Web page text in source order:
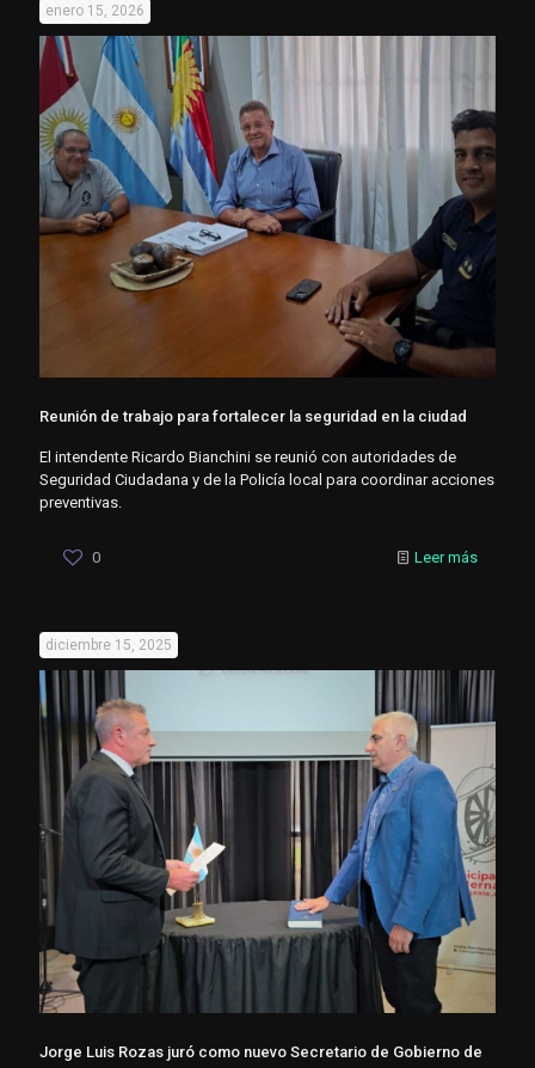
enero 15, 2026
Reunión de trabajo para fortalecer la seguridad en la ciudad
El intendente Ricardo Bianchini se reunió con autoridades de
Seguridad Ciudadana y de la Policía local para coordinar acciones
preventivas.
0 Leer más
diciembre 15, 2025
Jorge Luis Rozas juró como nuevo Secretario de Gobierno de